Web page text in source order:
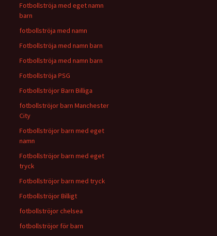
Fotbollströja med eget namn
barn
fotbollströja med namn
Fotbollströja med namn barn
Fotbollströja med namn barn
Fotbollströja PSG
Fotbollströjor Barn Billiga
fotbollströjor barn Manchester
City
Fotbollströjor barn med eget
namn
Fotbollströjor barn med eget
tryck
Fotbollströjor barn med tryck
Fotbollströjor Billigt
fotbollströjor chelsea
fotbollströjor för barn